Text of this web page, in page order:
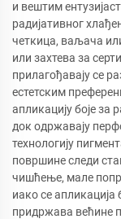
и вештим
радијативног
четкица, ваљача
или захтева за
прилагођавају се
естетским
апликацију боје за
док одржавају
технологију
површине следи
чишћење, мале
иако се апликација
придржава већине